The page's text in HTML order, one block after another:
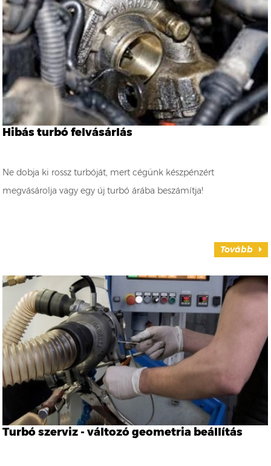
Hibás turbó felvásárlás
Ne dobja ki rossz turbóját, mert cégünk készpénzért
megvásárolja vagy egy új turbó árába beszámítja!
Tovább
Turbó szerviz - változó geometria beállítás